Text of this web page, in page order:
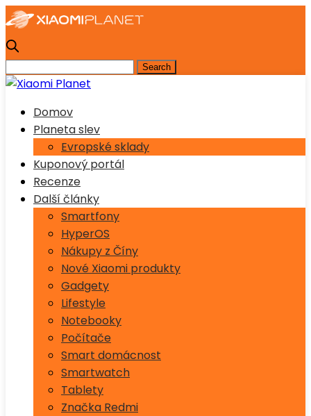
Domov
Planeta slev
Evropské sklady
Kuponový portál
Recenze
Další články
Smartfony
HyperOS
Nákupy z Číny
Nové Xiaomi produkty
Gadgety
Lifestyle
Notebooky
Počítače
Smart domácnost
Smartwatch
Tablety
Značka Redmi